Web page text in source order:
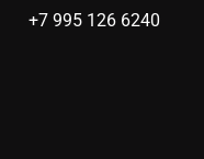
+7 995 126 6240